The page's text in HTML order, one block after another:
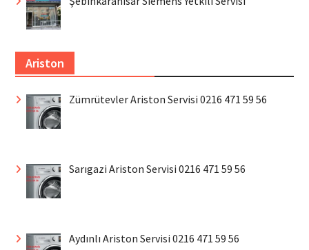
Ariston
Zümrütevler Ariston Servisi 0216 471 59 56
Sarıgazi Ariston Servisi 0216 471 59 56
Aydınlı Ariston Servisi 0216 471 59 56